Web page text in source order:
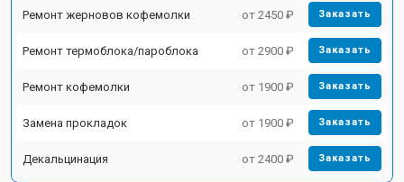
Ремонт жерновов кофемолки от 2450 ₽ Заказать
Ремонт термоблока/пароблока от 2900 ₽ Заказать
Ремонт кофемолки от 1900 ₽ Заказать
Замена прокладок от 1900 ₽ Заказать
Декальцинация от 2400 ₽ Заказать